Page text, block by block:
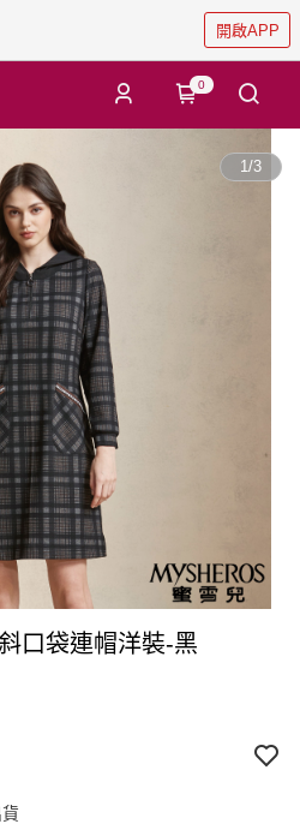
開啟APP
0
1/3
口袋連帽洋裝-黑